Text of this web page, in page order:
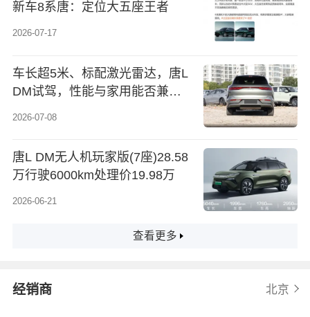
新车8系唐：定位大五座王者
2026-07-17
车长超5米、标配激光雷达，唐L
DM试驾，性能与家用能否兼
2026-07-08
唐L DM无人机玩家版(7座)28.58
万行驶6000km处理价19.98万
2026-06-21
查看更多
经销商 北京